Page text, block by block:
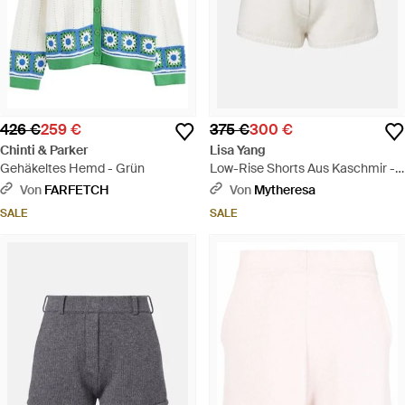
426 €259 €
Chinti & Parker
Gehäkeltes Hemd - Grün
Von FARFETCH
SALE
375 €300 €
Lisa Yang
Low-Rise Shorts Aus Kaschmir -
WeißVon Mytheresa
SALE